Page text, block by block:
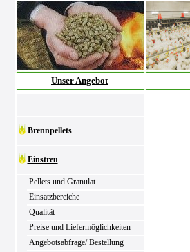
Unser Angebot
Brennpellets
Einstreu
Pellets und Granulat
Einsatzbereiche
Qualität
Preise und Liefermöglichkeiten
Angebotsabfrage/ Bestellung